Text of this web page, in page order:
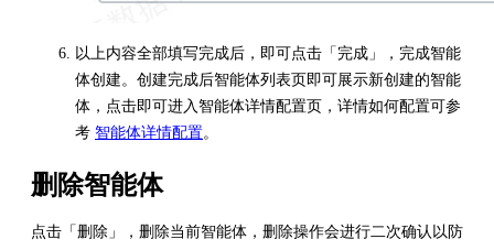
以上内容全部填写完成后，即可点击「完成」，完成智能
体创建。创建完成后智能体列表页即可展示新创建的智能
体，点击即可进入智能体详情配置页，详情如何配置可参
考 智能体详情配置。
删除智能体
点击「删除」，删除当前智能体，删除操作会进行二次确认以防